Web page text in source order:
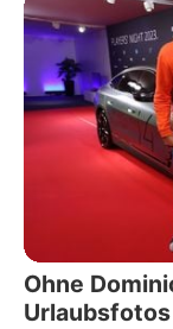
Ohne
Urlaubsfotos